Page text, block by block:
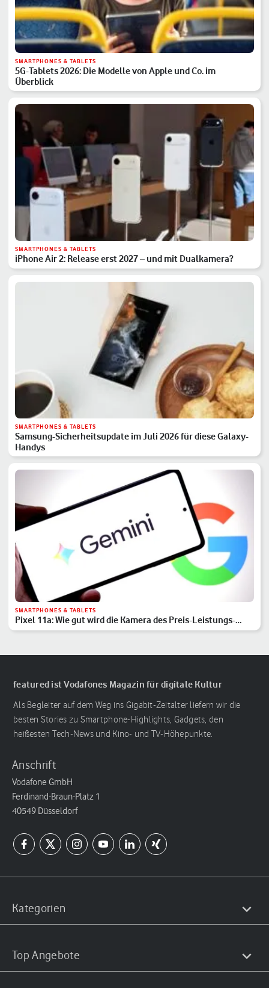
SMARTPHONES & TABLETS
5G-Tablets 2026: Die Modelle von Apple und Co. im
Überblick
SMARTPHONES & TABLETS
iPhone Air 2: Release erst 2027 – und mit Dualkamera?
SMARTPHONES & TABLETS
Samsung-Sicherheitsupdate im Juli 2026 für diese Galaxy-
Handys
SMARTPHONES & TABLETS
Pixel 11a: Wie gut wird die Kamera des Preis-Leistungs-
Hits?
featured ist Vodafones Magazin für digitale Kultur
Als Begleiter auf dem Weg ins Gigabit-Zeitalter liefern wir die
besten Stories zu Smartphone-Highlights, Gadgets, den
heißesten Tech-News und Kino- und TV-Höhepunkte.
Anschrift
Vodafone GmbH
Ferdinand-Braun-Platz 1
40549 Düsseldorf
Kategorien
Top Angebote